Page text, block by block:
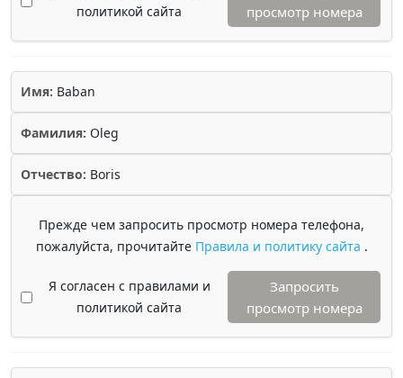
политикой сайта
просмотр номера
Имя: Baban
Фамилия: Oleg
Отчество: Boris
Прежде чем запросить просмотр номера телефона,
пожалуйста, прочитайте Правила и политику сайта .
Я согласен с правилами и
политикой сайта
Запросить
просмотр номера